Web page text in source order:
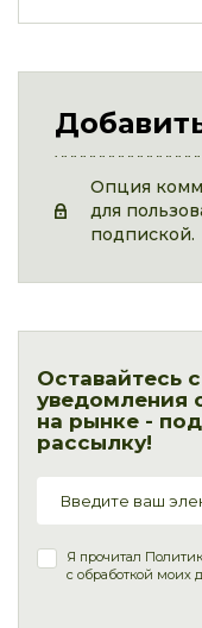
Опция
для
подпиской.
Оставайтесь
уведомления
на рынке -
рассылку!
Я прочитал
с обработкой моих